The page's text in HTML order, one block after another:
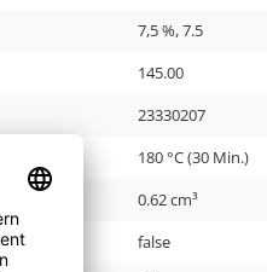
7,5 %, 7.5
145.00
23330207
180 °C (30 Min.)
0.62 cm³
false